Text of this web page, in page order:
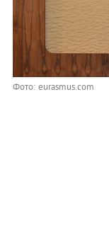
Фото: eurasmus.com